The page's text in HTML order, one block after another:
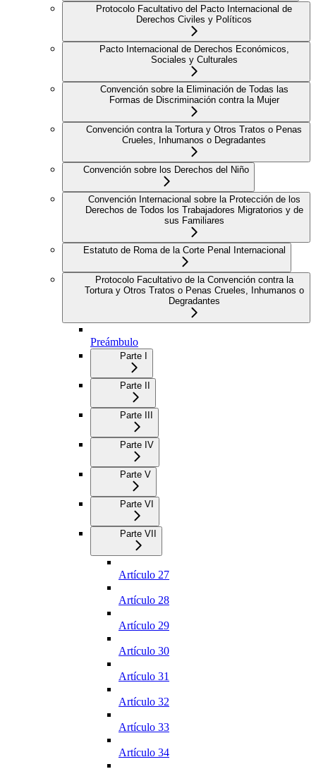
Protocolo Facultativo del Pacto Internacional de
Derechos Civiles y Políticos
Pacto Internacional de Derechos Económicos,
Sociales y Culturales
Convención sobre la Eliminación de Todas las
Formas de Discriminación contra la Mujer
Convención contra la Tortura y Otros Tratos o Penas
Crueles, Inhumanos o Degradantes
Convención sobre los Derechos del Niño
Convención Internacional sobre la Protección de los
Derechos de Todos los Trabajadores Migratorios y de
sus Familiares
Estatuto de Roma de la Corte Penal Internacional
Protocolo Facultativo de la Convención contra la
Tortura y Otros Tratos o Penas Crueles, Inhumanos o
Degradantes
Preámbulo
Parte I
Parte II
Parte III
Parte IV
Parte V
Parte VI
Parte VII
Artículo 27
Artículo 28
Artículo 29
Artículo 30
Artículo 31
Artículo 32
Artículo 33
Artículo 34